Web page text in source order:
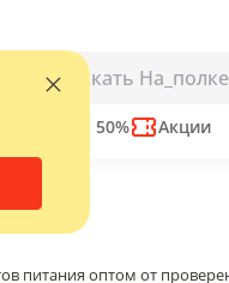
Скидки до 50% Акции
питания оптом от